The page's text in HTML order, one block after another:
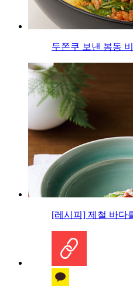
두쫀쿠 보낸 봄동
[레시피] 제철 바다